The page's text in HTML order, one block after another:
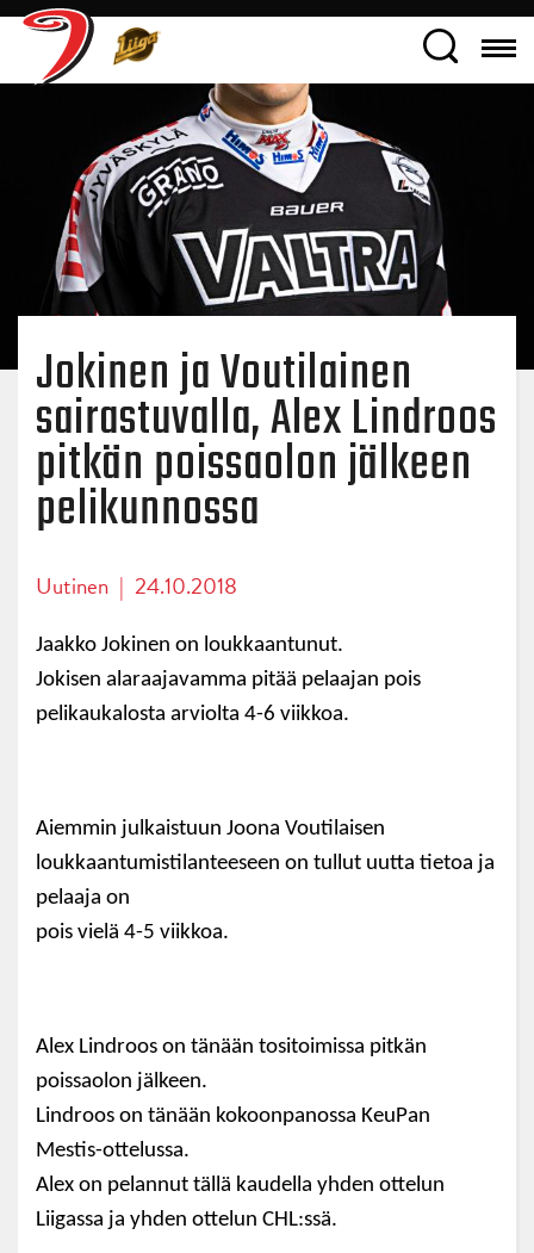
Jokinen ja Voutilainen
sairastuvalla, Alex Lindroos
pitkän poissaolon jälkeen
pelikunnossa
Uutinen | 24.10.2018
Jaakko Jokinen on loukkaantunut.
Jokisen alaraajavamma pitää pelaajan pois
pelikaukalosta arviolta 4-6 viikkoa.
Aiemmin julkaistuun Joona Voutilaisen
loukkaantumistilanteeseen on tullut uutta tietoa ja
pelaaja on
pois vielä 4-5 viikkoa.
Alex Lindroos on tänään tositoimissa pitkän
poissaolon jälkeen.
Lindroos on tänään kokoonpanossa KeuPan
Mestis-ottelussa.
Alex on pelannut tällä kaudella yhden ottelun
Liigassa ja yhden ottelun CHL:ssä.